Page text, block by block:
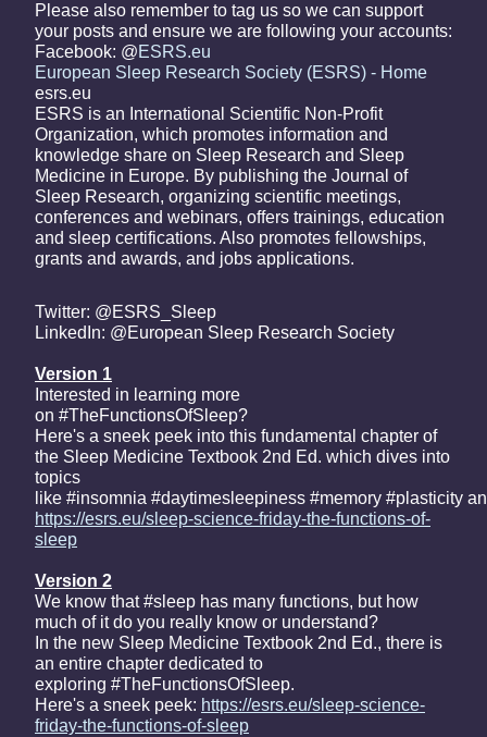
Please also remember to tag us so we can support
your posts and ensure we are following your accounts:
Facebook: @ESRS.eu
European Sleep Research Society (ESRS) - Home
esrs.eu
ESRS is an International Scientific Non-Profit
Organization, which promotes information and
knowledge share on Sleep Research and Sleep
Medicine in Europe. By publishing the Journal of
Sleep Research, organizing scientific meetings,
conferences and webinars, offers trainings, education
and sleep certifications. Also promotes fellowships,
grants and awards, and jobs applications.
Twitter: @ESRS_Sleep
LinkedIn: @European Sleep Research Society
Version 1
Interested in learning more
on #TheFunctionsOfSleep?
Here's a sneek peek into this fundamental chapter of
the Sleep Medicine Textbook 2nd Ed. which dives into
topics
like #insomnia #daytimesleepiness #memory #plasticity
https://esrs.eu/sleep-science-friday-the-functions-of-
sleep
Version 2
We know that #sleep has many functions, but how
much of it do you really know or understand?
In the new Sleep Medicine Textbook 2nd Ed., there is
an entire chapter dedicated to
exploring #TheFunctionsOfSleep.
Here's a sneek peek: https://esrs.eu/sleep-science-
friday-the-functions-of-sleep